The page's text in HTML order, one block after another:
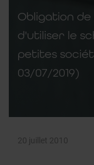
Obligation
d'utiliser le
petites
03/07/2019)
20 juillet 2010